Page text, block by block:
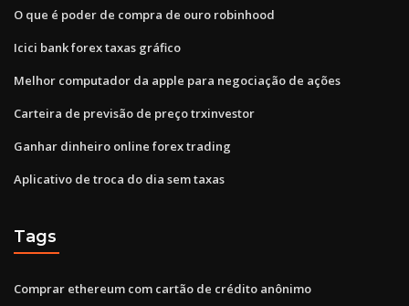
O que é poder de compra de ouro robinhood
Icici bank forex taxas gráfico
Melhor computador da apple para negociação de ações
Carteira de previsão de preço trxinvestor
Ganhar dinheiro online forex trading
Aplicativo de troca do dia sem taxas
Tags
Comprar ethereum com cartão de crédito anônimo